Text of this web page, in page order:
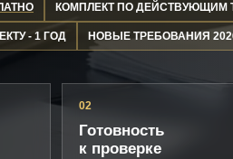
КОМПЛЕКТ ПО ДЕЙСТВУЮЩИМ
- 1 ГОД НОВЫЕ ТРЕБОВАНИЯ
02
Готовность
к проверке